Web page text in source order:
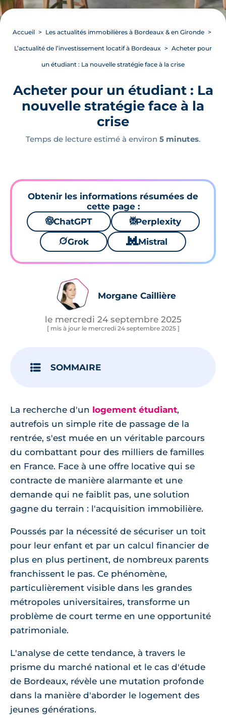
Accueil Les actualités immobilières à Bordeaux & en Gironde
L’actualité de l’investissement locatif à Bordeaux Acheter pour
un étudiant : La nouvelle stratégie face à la crise
Acheter pour un étudiant : La
nouvelle stratégie face à la
crise
Temps de lecture estimé à environ 5 minutes.
Obtenir les informations résumées de
cette page :
🌌ChatGPT ⚙Perplexity
🪐Grok 🐱 Mistral
Morgane Caillière
le mercredi 24 septembre 2025
[ mis à jour le mercredi 24 septembre 2025 ]
SOMMAIRE
La recherche d'un logement étudiant,
autrefois un simple rite de passage de la
rentrée, s'est muée en un véritable parcours
du combattant pour des milliers de familles
en France. Face à une offre locative qui se
contracte de manière alarmante et une
demande qui ne faiblit pas, une solution
gagne du terrain : l'acquisition immobilière.
Poussés par la nécessité de sécuriser un toit
pour leur enfant et par un calcul financier de
plus en plus pertinent, de nombreux parents
franchissent le pas. Ce phénomène,
particulièrement visible dans les grandes
métropoles universitaires, transforme un
problème de court terme en une opportunité
patrimoniale.
L'analyse de cette tendance, à travers le
prisme du marché national et le cas d'étude
de Bordeaux, révèle une mutation profonde
dans la manière d'aborder le logement des
jeunes générations.